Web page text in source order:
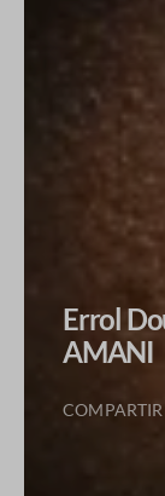
Errol
AMANI
COMPARTIR